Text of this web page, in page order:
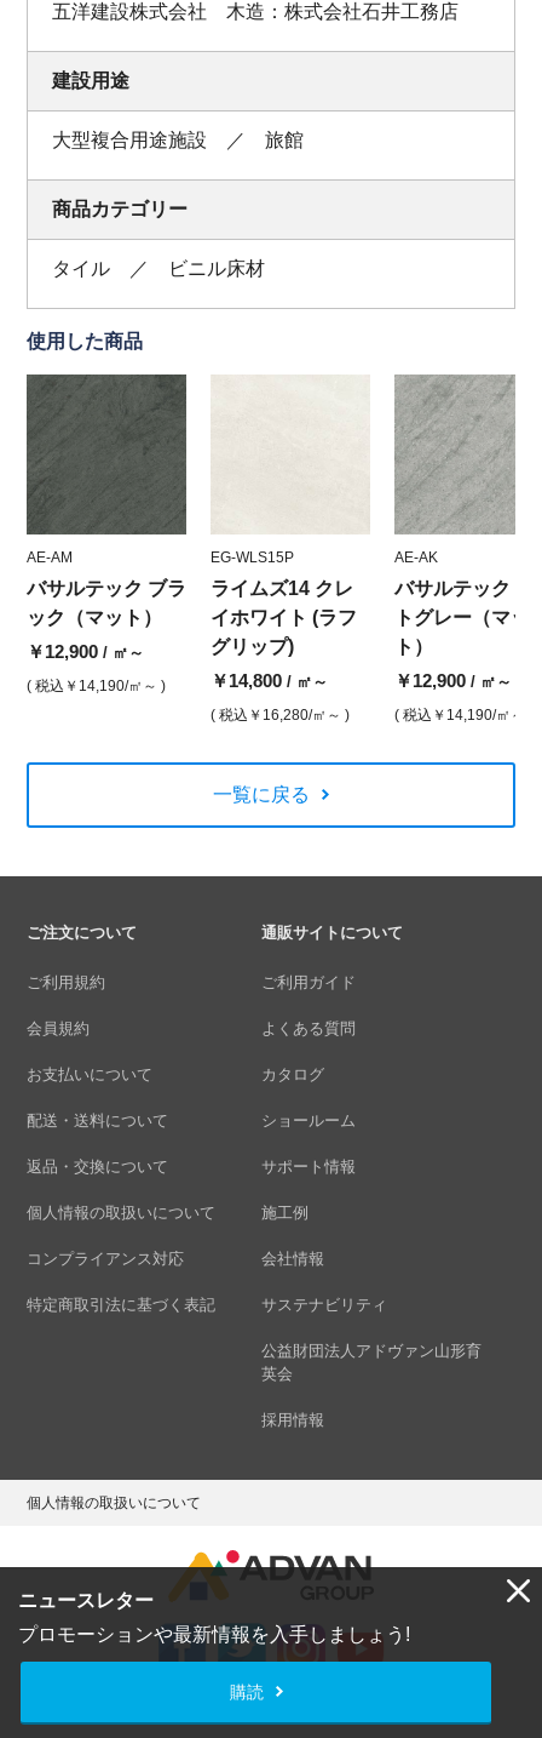
ニュースレター
プロモーションや最新情報を入手しましょう!
購読
五洋建設株式会社 木造：株式会社石井工務店
建設用途
大型複合用途施設 ／ 旅館
商品カテゴリー
タイル ／ ビニル床材
使用した商品
AE-AM
バサルテック ブラ
ック（マット）
￥12,900/ ㎡～
( 税込 ￥14,190/㎡～ )
EG-WLS15P
ライムズ14 クレ
イホワイト (ラフ
グリップ)
￥14,800/ ㎡～
( 税込 ￥16,280/㎡～ )
AE-AK
バサルテック ラ
トグレー（マッ
ト）
￥12,900/ ㎡～
( 税込 ￥14,190/㎡～ )
一覧に戻る
ご注文について
ご利用規約
会員規約
お支払いについて
配送・送料について
返品・交換について
個人情報の取扱いについて
コンプライアンス対応
特定商取引法に基づく表記
通販サイトについて
ご利用ガイド
よくある質問
カタログ
ショールーム
サポート情報
施工例
会社情報
サステナビリティ
公益財団法人アドヴァン山形育
英会
採用情報
個人情報の取扱いについて